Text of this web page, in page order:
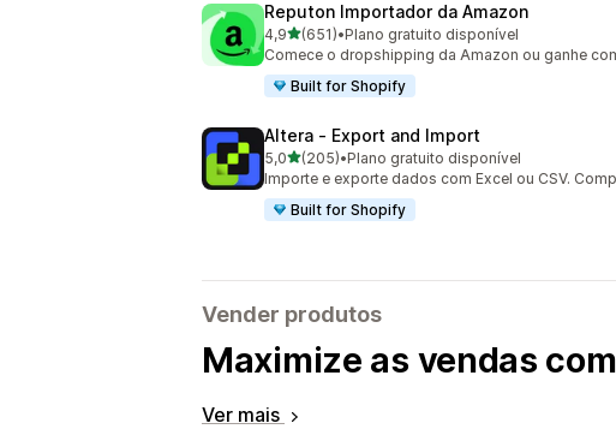
Reputon Importador da Amazon
4,9de 5 estrelas
(651)
651 avaliações ao todo
•Plano gratuito disponível
Comece o dropshipping da Amazon ou ganhe
Built for Shopify
Altera ‑ Export and Import
5,0de 5 estrelas
(205)
205 avaliações ao todo
•Plano gratuito disponível
Importe e exporte dados com Excel ou CSV.
Built for Shopify
Vender produtos
Maximize as vendas
Ver mais